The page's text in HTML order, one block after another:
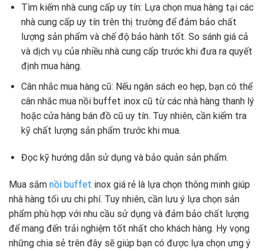
Tìm kiếm nhà cung cấp uy tín: Lựa chọn mua hàng tại các
nhà cung cấp uy tín trên thị trường để đảm bảo chất
lượng sản phẩm và chế độ bảo hành tốt. So sánh giá cả
và dịch vụ của nhiều nhà cung cấp trước khi đưa ra quyết
định mua hàng.
Cân nhắc mua hàng cũ: Nếu ngân sách eo hẹp, bạn có thể
cân nhắc mua nồi buffet inox cũ từ các nhà hàng thanh lý
hoặc cửa hàng bán đồ cũ uy tín. Tuy nhiên, cần kiểm tra
kỹ chất lượng sản phẩm trước khi mua.
Đọc kỹ hướng dẫn sử dụng và bảo quản sản phẩm.
Mua sắm nồi buffet inox giá rẻ là lựa chọn thông minh giúp
nhà hàng tối ưu chi phí. Tuy nhiên, cần lưu ý lựa chọn sản
phẩm phù hợp với nhu cầu sử dụng và đảm bảo chất lượng
để mang đến trải nghiệm tốt nhất cho khách hàng. Hy vọng
những chia sẻ trên đây sẽ giúp bạn có được lựa chọn ưng ý